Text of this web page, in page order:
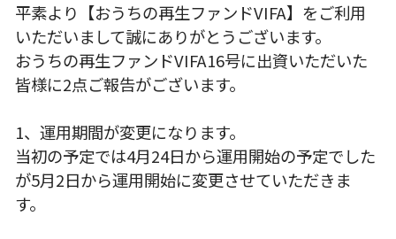
平素より【おうちの再生ファンドVIFA】をご利用
いただいまして誠にありがとうございます。
おうちの再生ファンドVIFA16号に出資いただいた
皆様に2点ご報告がございます。
1、運用期間が変更になります。
当初の予定では4月24日から運用開始の予定でした
が5月2日から運用開始に変更させていただきま
す。